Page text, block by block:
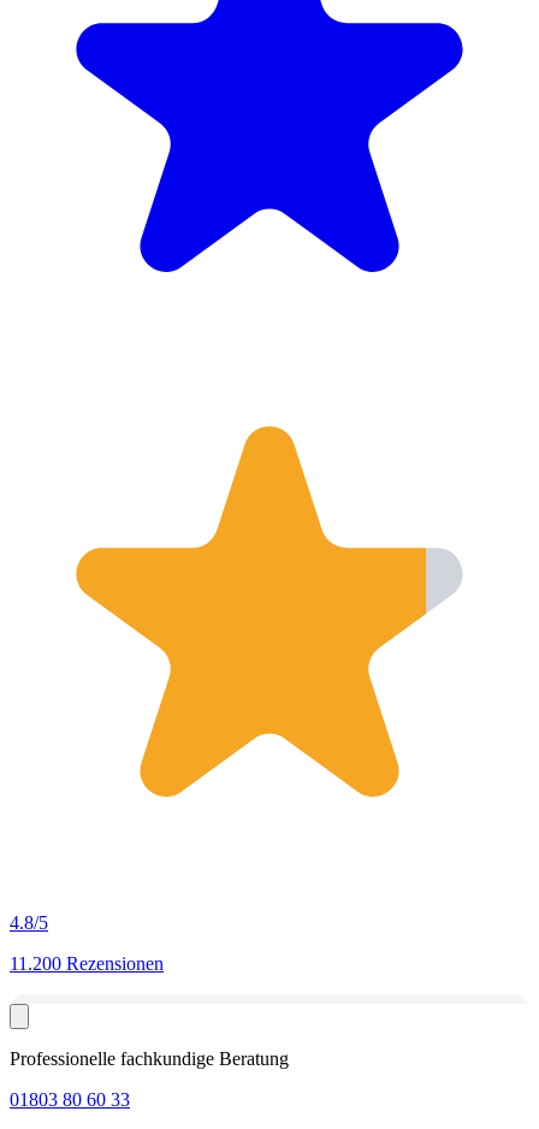
4.8/5
11.200 Rezensionen
Professionelle fachkundige Beratung
01803 80 60 33